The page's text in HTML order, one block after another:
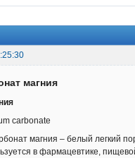
магния
carbonate
магния – белый легкий
в фармацевтике,